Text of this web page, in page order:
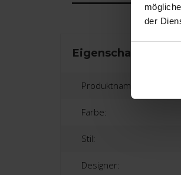
der
Eigenschaften
Produktname:
Farbe:
Stil:
Designer: